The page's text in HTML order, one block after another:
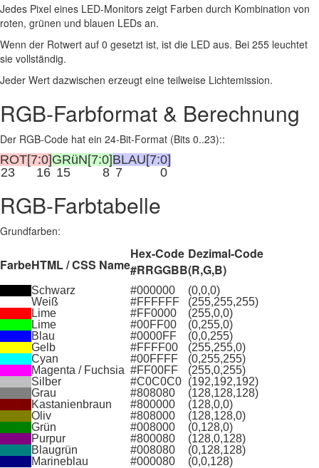
Jedes Pixel eines LED‑Monitors zeigt Farben durch Kombination von
roten, grünen und blauen LEDs an.
Wenn der Rotwert auf 0 gesetzt ist, ist die LED aus. Bei 255 leuchtet
sie vollständig.
Jeder Wert dazwischen erzeugt eine teilweise Lichtemission.
RGB‑Farbformat & Berechnung
Der RGB‑Code hat ein 24‑Bit‑Format (Bits 0..23)::
ROT[7:0]GRüN[7:0]BLAU[7:0]
23
16 15 8 7 0
RGB-Farbtabelle
Grundfarben:
FarbeHTML / CSS Name
Hex-Code
#RRGGBB
Dezimal-Code
(R,G,B)
Schwarz #000000
(0,0,0)
Weiß
#FFFFFF
(255,255,255)
Lime
#FF0000
(255,0,0)
Lime
#00FF00
(0,255,0)
Blau
#0000FF
(0,0,255)
Gelb
#FFFF00
(255,255,0)
Cyan
#00FFFF
(0,255,255)
Magenta / Fuchsia #FF00FF
(255,0,255)
Silber
#C0C0C0 (192,192,192)
Grau
#808080
(128,128,128)
Kastanienbraun
#800000
(128,0,0)
Oliv
#808000
(128,128,0)
Grün
#008000
(0,128,0)
Purpur
#800080
(128,0,128)
Blaugrün
#008080
(0,128,128)
Marineblau
#000080 (0,0,128)